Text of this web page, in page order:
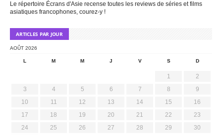
Le répertoire Écrans d'Asie recense toutes les reviews de séries et films
asiatiques francophones, courez-y !
ARTICLES PAR JOUR
AOÛT 2026
L M M J V S D
1
2
3
4 5 6 7 8
9
10
11 12 13 14 15
16
17
18 19 20 21 22
23
24
25 26 27 28 29
30